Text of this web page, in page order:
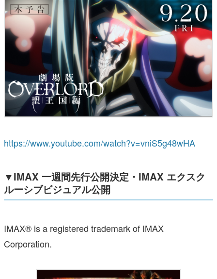
https://www.youtube.com/watch?v=vniS5g48wHA
▼IMAX 一週間先行公開決定・IMAX エクスク
ルーシブビジュアル公開
IMAX® is a registered trademark of IMAX
Corporation.